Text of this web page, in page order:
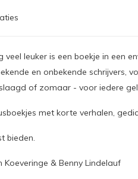
leuker is een boekje in een
en onbekende schrijvers,
of zomaar - voor iedere
met korte verhalen,
bieden.
& Benny Lindelauf